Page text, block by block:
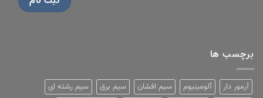
برچسب ها
آرمور دار آلومینیوم سیم افشان سیم برق سیم رشته ای